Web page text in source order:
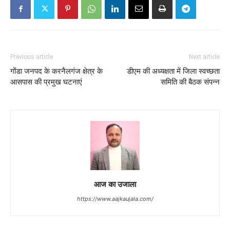
Previous article
गोंडा जनपद के करनैलगंज क्षेत्र के
आसपास की प्रमुख घटनाएं
Next article
डीएम की अध्यक्षता में जिला स्वच्छता
समिति की बैठक संपन्न
आज का उजाला
https://www.aajkaujala.com/